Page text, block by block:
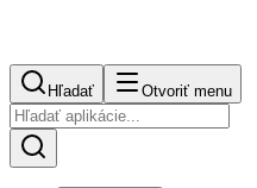
Hľadať Otvoriť menu